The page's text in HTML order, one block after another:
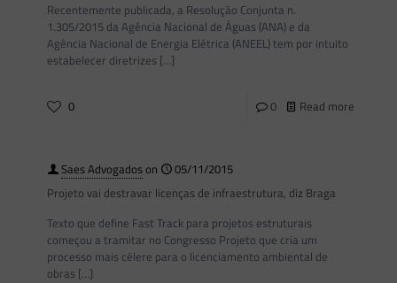
Recentemente publicada, a Resolução Conjunta n.
1.305/2015 da Agência Nacional de Águas (ANA) e da
Agência Nacional de Energia Elétrica (ANEEL) tem por intuito
estabelecer diretrizes […]
0 0 Read more
Saes Advogadoson
05/11/2015
Projeto vai destravar licenças de infraestrutura, diz Braga
Texto que define Fast Track para projetos estruturais
começou a tramitar no Congresso Projeto que cria um
processo mais célere para o licenciamento ambiental de
obras […]